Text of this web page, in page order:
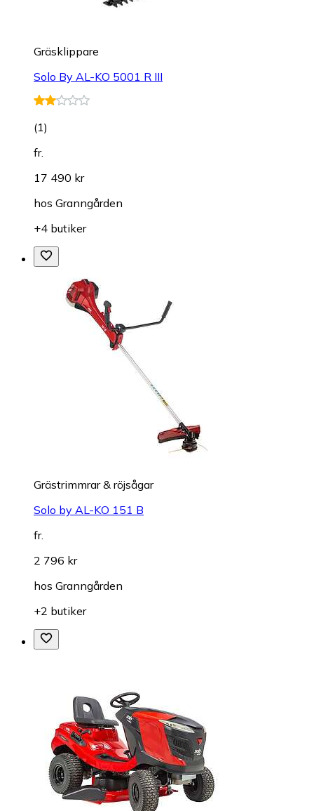
Gräsklippare
Solo By AL-KO 5001 R III
(1)
fr.
17 490 kr
hos Granngården
+4 butiker
Grästrimmrar & röjsågar
Solo by AL-KO 151 B
fr.
2 796 kr
hos Granngården
+2 butiker